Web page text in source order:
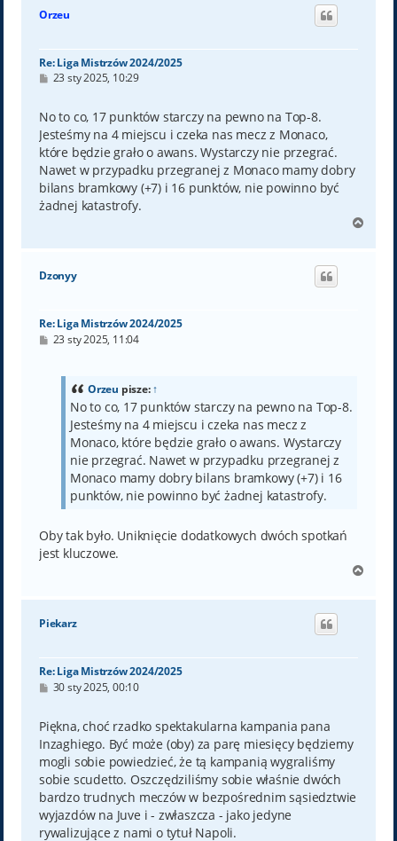
Orzeu
Re: Liga Mistrzów 2024/2025
P
t
23 sty 2025, 10:29
No to co, 17 punktów starczy na pewno na Top-8.
Jesteśmy na 4 miejscu i czeka nas mecz z Monaco,
które będzie grało o awans. Wystarczy nie przegrać.
Nawet w przypadku przegranej z Monaco mamy dobry
bilans bramkowy (+7) i 16 punktów, nie powinno być
żadnej katastrofy.
g
Dzonyy
Re: Liga Mistrzów 2024/2025
P23 sty 2025, 11:04
Orzeu pisze:↑
No to co, 17 punktów starczy na pewno na Top-8.
Jesteśmy na 4 miejscu i czeka nas mecz z
Monaco, które będzie grało o awans. Wystarczy
nie przegrać. Nawet w przypadku przegranej z
Monaco mamy dobry bilans bramkowy (+7) i 16
punktów, nie powinno być żadnej katastrofy.
Oby tak było. Uniknięcie dodatkowych dwóch spotkań
jest kluczowe.
g
Piekarz
Re: Liga Mistrzów 2024/2025
P
t
30 sty 2025, 00:10
Piękna, choć rzadko spektakularna kampania pana
Inzaghiego. Być może (oby) za parę miesięcy będziemy
mogli sobie powiedzieć, że tą kampanią wygraliśmy
sobie scudetto. Oszczędziliśmy sobie właśnie dwóch
bardzo trudnych meczów w bezpośrednim sąsiedztwie
wyjazdów na Juve i - zwłaszcza - jako jedyne
rywalizujące z nami o tytuł Napoli.